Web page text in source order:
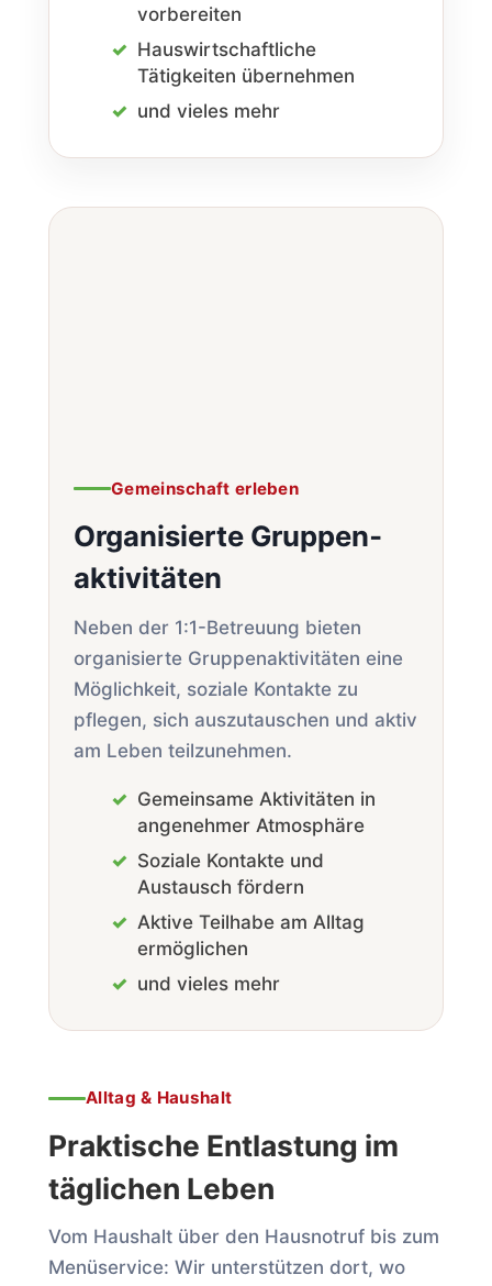
vorbereiten
Hauswirtschaftliche
Tätigkeiten übernehmen
und vieles mehr
Gemeinschaft erleben
Organisierte Gruppen­
aktivitäten
Neben der 1:1-Betreuung bieten
organisierte Gruppen­aktivitäten eine
Möglichkeit, soziale Kontakte zu
pflegen, sich auszutauschen und aktiv
am Leben teilzunehmen.
Gemeinsame Aktivitäten in
angenehmer Atmosphäre
Soziale Kontakte und
Austausch fördern
Aktive Teilhabe am Alltag
ermöglichen
und vieles mehr
Alltag & Haushalt
Praktische Entlastung im
täglichen Leben
Vom Haushalt über den Haus­notruf bis zum
Menü­service: Wir unterstützen dort, wo